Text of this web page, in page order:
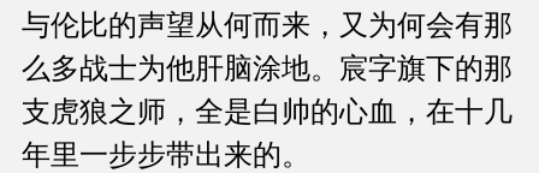
与伦比的声望从何而来，又为何会有那
么多战士为他肝脑涂地。宸字旗下的那
支虎狼之师，全是白帅的心血，在十几
年里一步步带出来的。